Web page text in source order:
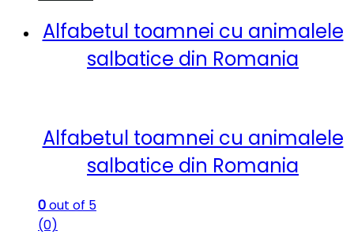
Alfabetul toamnei cu animalele
salbatice din Romania
Alfabetul toamnei cu animalele
salbatice din Romania
0out of 5
(0)